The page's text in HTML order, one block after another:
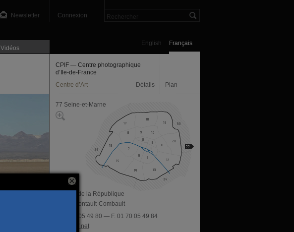
Connexion
Newsletter
Français
English
Vidéos
CPIF — Centre photographique
d’Ile-de-France
Centre d’Art
Détails Plan
77 Seine-et-Marne
107, av. de la République
77340 Pontault-Combault
T. 01 70 05 49 80 — F. 01 70 05 49 84
www.cpif.net